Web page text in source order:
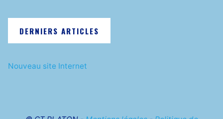
DERNIERS ARTICLES
Nouveau site Internet